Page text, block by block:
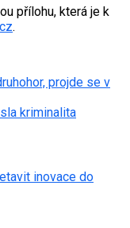
přílohu, která je k
.
projde se v
kriminalita
inovace do